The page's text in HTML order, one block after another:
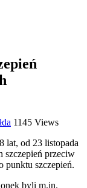
1145 Views
lat, od 23 listopada
szczepień przeciw
punktu szczepień.
byli m.in.